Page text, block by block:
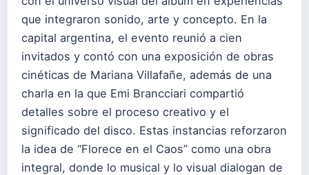
que integraron sonido, arte y concepto. En la
capital argentina, el evento reunió a cien
invitados y contó con una exposición de obras
cinéticas de Mariana Villafañe, además de una
charla en la que Emi Brancciari compartió
detalles sobre el proceso creativo y el
significado del disco. Estas instancias reforzaron
la idea de “Florece en el Caos” como una obra
integral, donde lo musical y lo visual dialogan de